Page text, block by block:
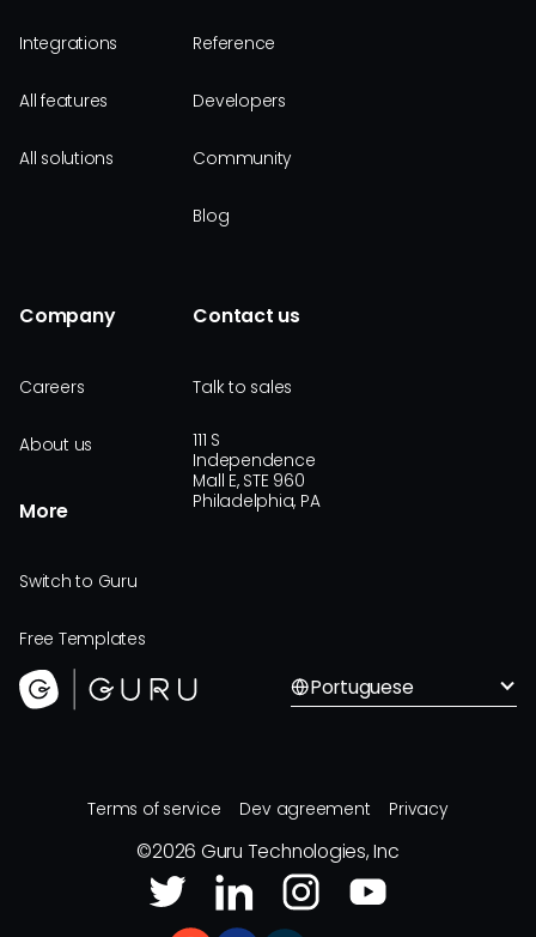
Integrations
All features
All solutions
Reference
Developers
Community
Blog
Company
Careers
About us
More
Switch to Guru
Free Templates
Contact us
Talk to sales
111 S
Independence
Mall E, STE 960
Philadelphia, PA
Portuguese
Terms of service Dev agreement Privacy
©2026 Guru Technologies, Inc